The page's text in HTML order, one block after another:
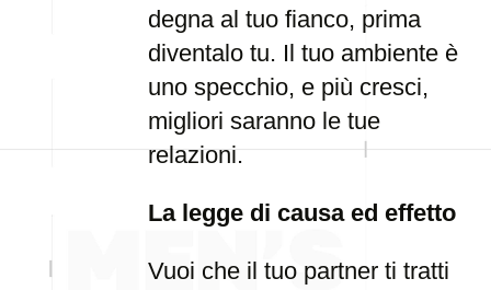
degna al tuo fianco, prima
diventalo tu. Il tuo ambiente è
uno specchio, e più cresci,
migliori saranno le tue
relazioni.
La legge di causa ed effetto
Vuoi che il tuo partner ti tratti